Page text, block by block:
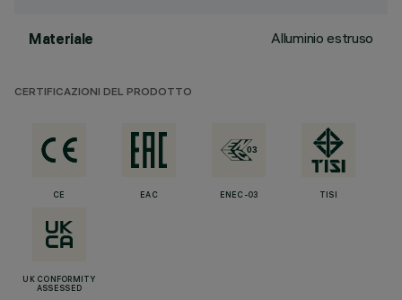
Materiale Alluminio estruso
CERTIFICAZIONI DEL PRODOTTO
CE EAC ENEC-03 TISI
UK CONFORMITY
ASSESSED